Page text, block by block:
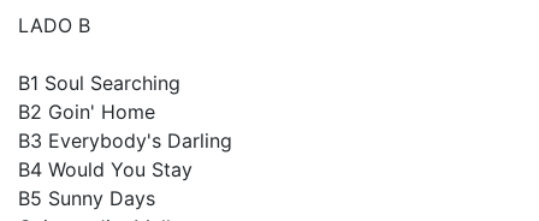
LADO B
B1 Soul Searching
B2 Goin' Home
B3 Everybody's Darling
B4 Would You Stay
B5 Sunny Days